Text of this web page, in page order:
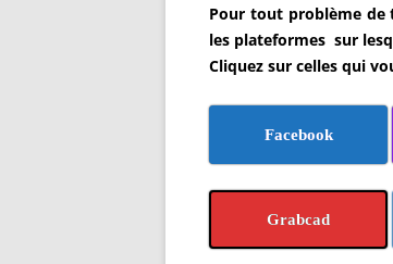
Pour tout problème de
les plateformes sur
Cliquez sur celles qui
Facebook
Grabcad